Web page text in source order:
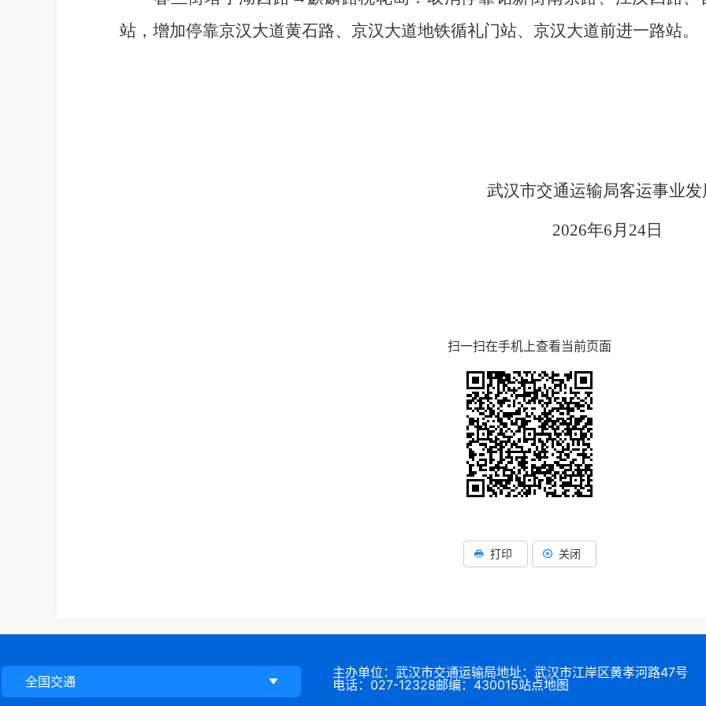
站，增加停靠京汉大道黄石路、京汉大道地铁循礼门站、京汉大道前进一路站。
武汉市交通运输局客运事业发
2026年6 月 24日
扫一扫在手机上查看当前页面
打印 关闭
全国交通
主办单位：武汉市交通运输局地址：武汉市江岸区黄孝河路47号
电话：027-12328邮编：430015站点地图